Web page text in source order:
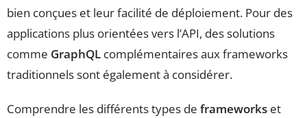
bien conçues et leur facilité de déploiement. Pour des
applications plus orientées vers l’API, des solutions
comme GraphQL complémentaires aux frameworks
traditionnels sont également à considérer.
Comprendre les différents types de frameworks et